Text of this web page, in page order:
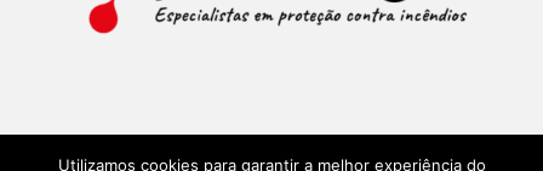
Utilizamos cookies para garantir a melhor experiência do